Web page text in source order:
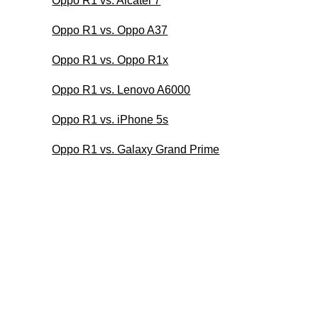
Oppo R1 vs. Oppo A37
Oppo R1 vs. Oppo R1x
Oppo R1 vs. Lenovo A6000
Oppo R1 vs. iPhone 5s
Oppo R1 vs. Galaxy Grand Prime